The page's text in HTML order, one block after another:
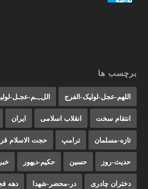
برچسب ها
اللهم-عجل-لولیک-الفرج اللﮩـم-عجـل-
انتقام سخت انقلاب اسلامی ایران
تازه-مسلمان ترامپ حجت الاسلام
حدیث-روز حسین حکیم-دیهور خبر
دختران چادری در-محضر-شهدا دهه